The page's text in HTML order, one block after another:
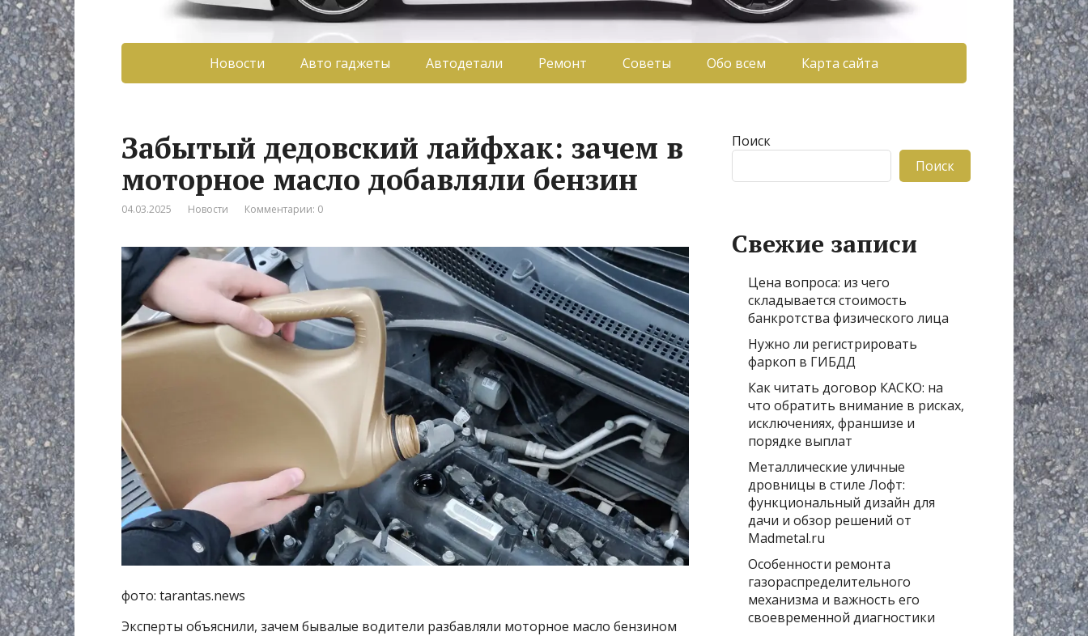
Новости Авто гаджеты Автодетали Ремонт Советы Обо всем Карта сайта
Забытый дедовский лайфхак: зачем в
моторное масло добавляли бензин
04.03.2025 Новости Комментарии: 0
фото: tarantas.news
Эксперты объяснили, зачем бывалые водители разбавляли моторное масло бензином
Поиск
Поиск
Свежие записи
Цена вопроса: из чего
складывается стоимость
банкротства физического лица
Нужно ли регистрировать
фаркоп в ГИБДД
Как читать договор КАСКО: на
что обратить внимание в рисках,
исключениях, франшизе и
порядке выплат
Металлические уличные
дровницы в стиле Лофт:
функциональный дизайн для
дачи и обзор решений от
Madmetal.ru
Особенности ремонта
газораспределительного
механизма и важность его
своевременной диагностики